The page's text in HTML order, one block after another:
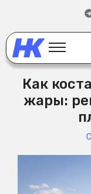
Как
жары: